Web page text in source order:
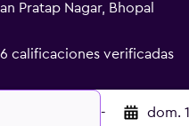
Pratap Nagar, Bhopal
calificaciones verificadas
- dom.